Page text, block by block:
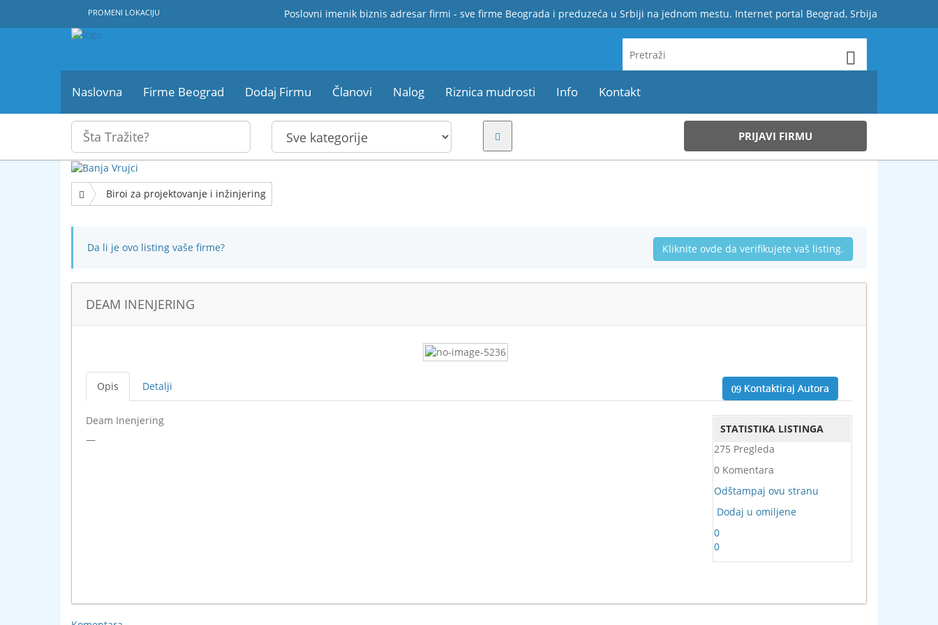
Poslovni imenik biznis adresar firmi - sve firme Beograda i preduzeća u Srbiji na jednom mestu. Internet portal Beograd, Srbija
PROMENI LOKACIJU
Naslovna Firme Beograd Dodaj Firmu Članovi Nalog Riznica mudrosti Info Kontakt
PRIJAVI FIRMU
Biroi za projektovanje i inžinjering
Da li je ovo listing vaše firme? Kliknite ovde da verifikujete vaš listing.
DEAM INENJERING
Kontaktiraj Autora
Opis Detalji
STATISTIKA LISTINGA
275 Pregleda
0 Komentara
Odštampaj ovu stranu
Dodaj u omiljene
0
0
Deam Inenjering
—